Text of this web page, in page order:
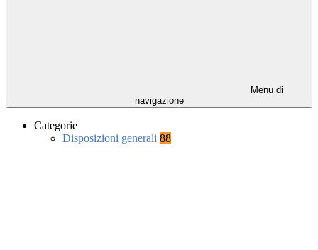
Menu di
navigazione
Categorie
Disposizioni generali 88